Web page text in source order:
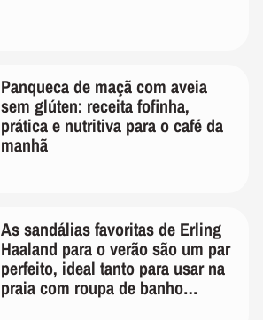
Panqueca de maçã com aveia
sem glúten: receita fofinha,
prática e nutritiva para o café da
manhã
As sandálias favoritas de Erling
Haaland para o verão são um par
perfeito, ideal tanto para usar na
praia com roupa de banho